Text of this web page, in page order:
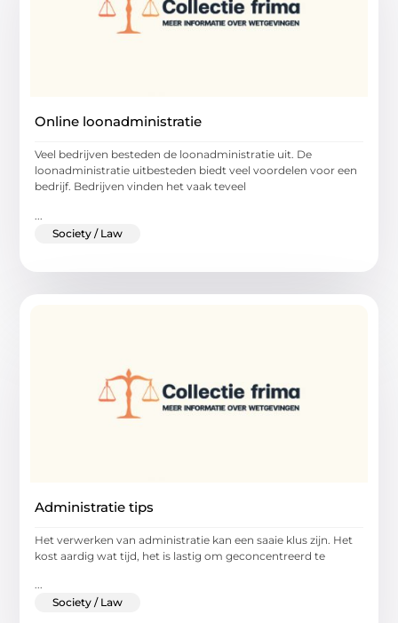
Online loonadministratie
Veel bedrijven besteden de loonadministratie uit. De
loonadministratie uitbesteden biedt veel voordelen voor een
bedrijf. Bedrijven vinden het vaak teveel
Society / Law
Administratie tips
Het verwerken van administratie kan een saaie klus zijn. Het
kost aardig wat tijd, het is lastig om geconcentreerd te
...
Society / Law